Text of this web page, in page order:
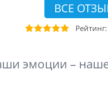
ВСЕ
Рейтинг:
эмоции –